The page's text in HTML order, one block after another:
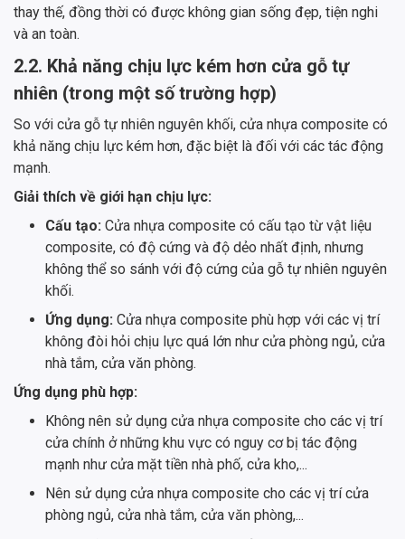
thay thế, đồng thời có được không gian sống đẹp, tiện nghi
và an toàn.
2.2. Khả năng chịu lực kém hơn cửa gỗ tự
nhiên (trong một số trường hợp)
So với cửa gỗ tự nhiên nguyên khối, cửa nhựa composite có
khả năng chịu lực kém hơn, đặc biệt là đối với các tác động
mạnh.
Giải thích về giới hạn chịu lực:
Cấu tạo: Cửa nhựa composite có cấu tạo từ vật liệu
composite, có độ cứng và độ dẻo nhất định, nhưng
không thể so sánh với độ cứng của gỗ tự nhiên nguyên
khối.
Ứng dụng: Cửa nhựa composite phù hợp với các vị trí
không đòi hỏi chịu lực quá lớn như cửa phòng ngủ, cửa
nhà tắm, cửa văn phòng.
Ứng dụng phù hợp:
Không nên sử dụng cửa nhựa composite cho các vị trí
cửa chính ở những khu vực có nguy cơ bị tác động
mạnh như cửa mặt tiền nhà phố, cửa kho,...
Nên sử dụng cửa nhựa composite cho các vị trí cửa
phòng ngủ, cửa nhà tắm, cửa văn phòng,...